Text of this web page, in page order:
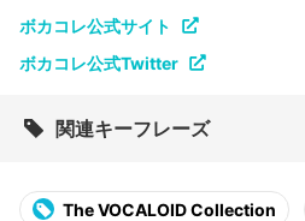
ボカコレ公式サイト
ボカコレ公式Twitter
関連キーフレーズ
The VOCALOID Collection